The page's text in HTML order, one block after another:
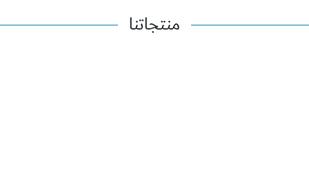
منتجاتنا